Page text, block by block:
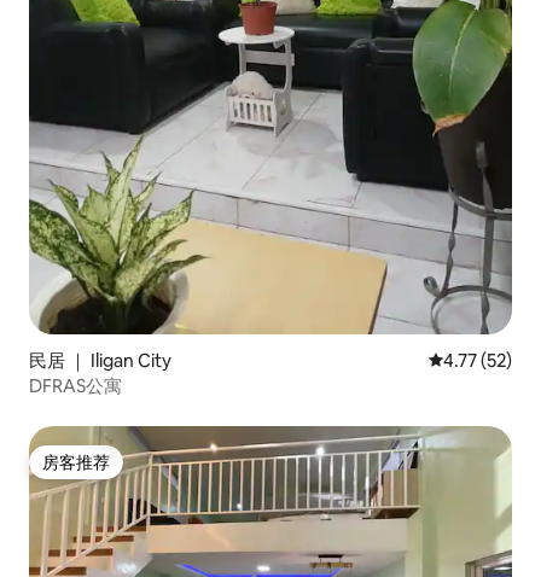
民居 ｜ Iligan City 平均评分
4.77 (52)
DFRAS公寓
房客推荐
房客推荐